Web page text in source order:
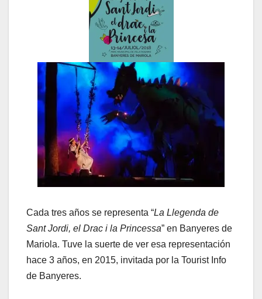
Cada tres años se representa “La Llegenda de
Sant Jordi, el Drac i la Princessa” en Banyeres de
Mariola. Tuve la suerte de ver esa representación
hace 3 años, en 2015, invitada por la Tourist Info
de Banyeres.